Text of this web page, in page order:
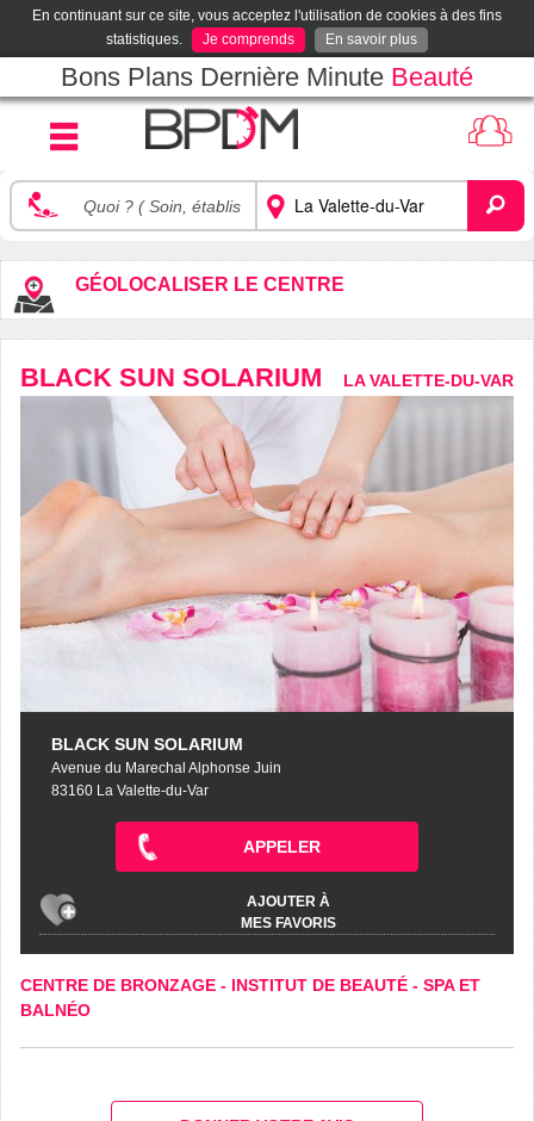
En continuant sur ce site, vous acceptez l'utilisation de cookies à des fins
statistiques.
Je comprends En savoir plus
Bons Plans Dernière Minute Beauté
GÉOLOCALISER LE CENTRE
BLACK SUN SOLARIUM LA VALETTE-DU-VAR
BLACK SUN SOLARIUM
Avenue du Marechal Alphonse Juin
83160 La Valette-du-Var
APPELER
AJOUTER À
MES FAVORIS
CENTRE DE BRONZAGE - INSTITUT DE BEAUTÉ - SPA ET
BALNÉO